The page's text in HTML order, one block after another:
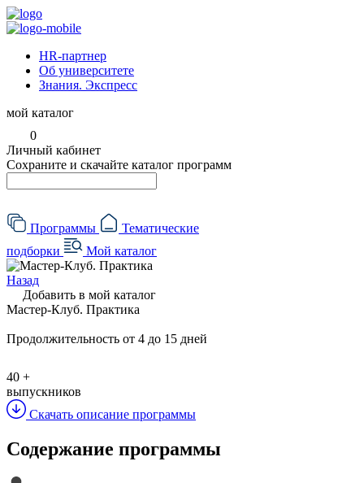
HR-партнер
Об университете
Знания. Экспресс
мой каталог
0
Личный кабинет
Сохраните и скачайте каталог программ
Программы
Тематические
подборки
Мой каталог
Назад
Добавить в мой каталог
Мастер-Клуб. Практика
Продолжительность от 4 до 15 дней
40 +
выпускников
Скачать описание программы
Содержание программы